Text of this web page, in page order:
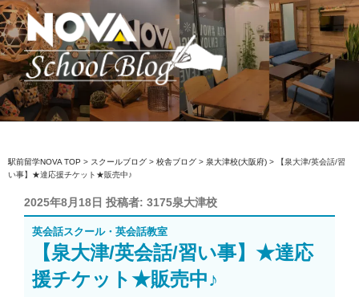
コ
ン
テ
ン
ツ
へ
ス
ッ
プ
駅前留学NOVA【公式】スクールブロ
英会話スクール・英会話教室
駅前留学NOVA TOP > スクールブログ > 校舎ブログ > 泉大津校(大阪府) >
【泉大津/英会話/習
い事】★達応援チケット★販売中♪
投
稿
日:
2025年8月18日 投稿者: 3175泉大津校
英会話スクール・英会話教室
【泉大津/英会話/習い事】★達応
援チケット★販売中♪